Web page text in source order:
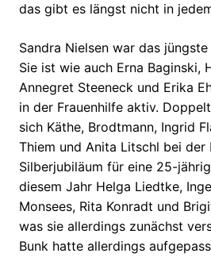
das gibt es längst nicht in
Sandra Nielsen war das
Sie ist wie auch Erna Baginski,
Annegret Steeneck und Erika
in der Frauenhilfe aktiv.
sich Käthe, Brodtmann, Ingrid
Thiem und Anita Litschl bei der
Silberjubiläum für eine 25-
diesem Jahr Helga Liedtke,
Monsees, Rita Konradt und
was sie allerdings zunächst
Bunk hatte allerdings